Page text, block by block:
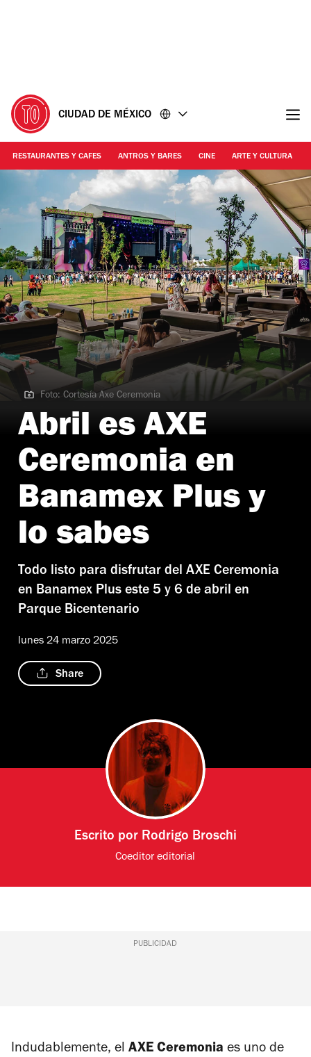
CIUDAD DE MÉXICO
RESTAURANTES Y CAFES ANTROS Y BARES CINE ARTE Y CULTURA
Foto: Cortesía Axe Ceremonia
Foto: Cortesía Axe Ceremonia
Abril es AXE
Ceremonia en
Banamex Plus y
lo sabes
Todo listo para disfrutar del AXE Ceremonia
en Banamex Plus este 5 y 6 de abril en
Parque Bicentenario
lunes 24 marzo 2025
Share
Escrito por Rodrigo Broschi
Coeditor editorial
PUBLICIDAD
Indudablemente, el AXE Ceremonia es uno de